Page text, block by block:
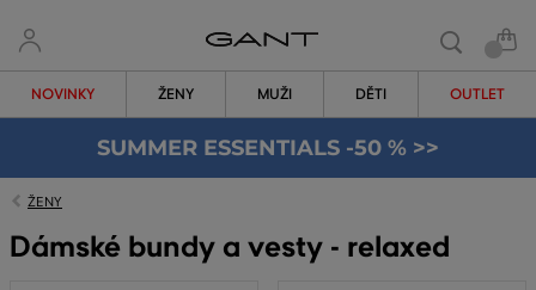
NOVINKY ŽENY MUŽI DĚTI OUTLET
SUMMER ESSENTIALS -50 % >>
ŽENY
Dámské bundy a vesty - relaxed